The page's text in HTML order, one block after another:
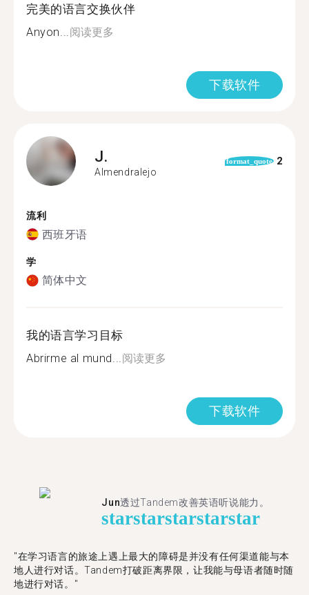
完美的语言交换伙伴
Anyon...阅读更多
下载软件
J.
Almendralejo
format_quote 2
流利
西班牙语
学
简体中文
我的语言学习目标
Abrirme al mund...阅读更多
下载软件
Jun透过Tandem改善英语听说能力。
starstarstarstarstar
"在学习语言的旅途上遇上最大的障碍是并没有任何渠道能与本
地人进行对话。Tandem打破距离界限，让我能与母语者随时随
地进行对话。"